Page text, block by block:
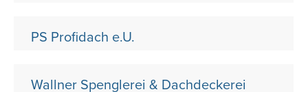
PS Profidach e.U.
Wallner Spenglerei & Dachdeckerei